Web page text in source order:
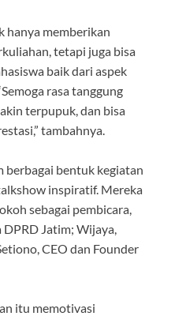
hanya memberikan
tetapi juga bisa
baik dari aspek
rasa tanggung
terpupuk, dan bisa
tambahnya.
berbagai bentuk kegiatan
inspiratif. Mereka
sebagai pembicara,
Jatim; Wijaya,
CEO dan Founder
itu memotivasi